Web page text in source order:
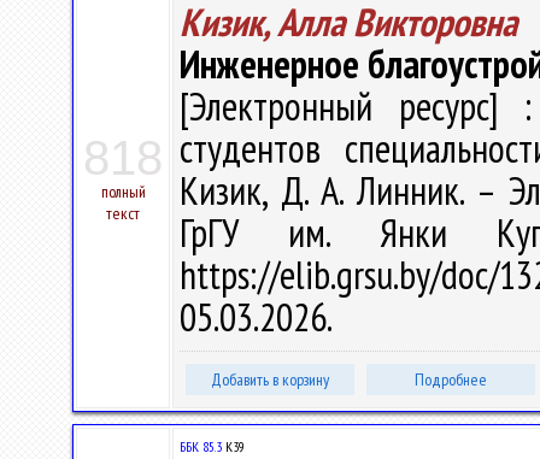
818
полный
текст
Кизик, Алла Викторовна
Инженерное
[Электронный ресурс]
студентов
Кизик, Д. А. Линник. –
ГрГУ им. Янки
https://elib.grsu.by/doc/
05.03.2026.
Добавить в корзину Подробнее
ББК 85.3 К39